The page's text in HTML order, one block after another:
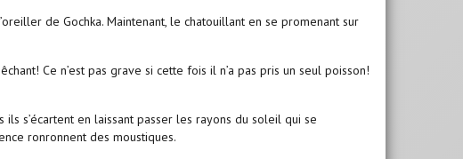
de Gochka. Maintenant, le chatouillant en se promenant sur
Ce n’est pas grave si cette fois il n’a pas pris un seul poisson!
s’écartent en laissant passer les rayons du soleil qui se
ronronnent des moustiques.